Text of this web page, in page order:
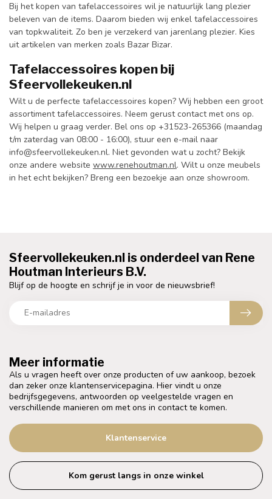
Bij het kopen van tafelaccessoires wil je natuurlijk lang plezier
beleven van de items. Daarom bieden wij enkel tafelaccessoires
van topkwaliteit. Zo ben je verzekerd van jarenlang plezier. Kies
uit artikelen van merken zoals Bazar Bizar.
Tafelaccessoires kopen bij
Sfeervollekeuken.nl
Wilt u de perfecte tafelaccessoires kopen? Wij hebben een groot
assortiment tafelaccessoires. Neem gerust contact met ons op.
Wij helpen u graag verder. Bel ons op +31523-265366 (maandag
t/m zaterdag van 08:00 - 16:00), stuur een e-mail naar
info@sfeervollekeuken.nl. Niet gevonden wat u zocht? Bekijk
onze andere website www.renehoutman.nl. Wilt u onze meubels
in het echt bekijken? Breng een bezoekje aan onze showroom.
Meer informatie
Als u vragen heeft over onze producten of uw aankoop, bezoek
dan zeker onze klantenservicepagina. Hier vindt u onze
bedrijfsgegevens, antwoorden op veelgestelde vragen en
verschillende manieren om met ons in contact te komen.
Klantenservice
Kom gerust langs in onze winkel
Sfeervollekeuken.nl is onderdeel van Rene
Houtman Interieurs B.V.
Blijf op de hoogte en schrijf je in voor de nieuwsbrief!